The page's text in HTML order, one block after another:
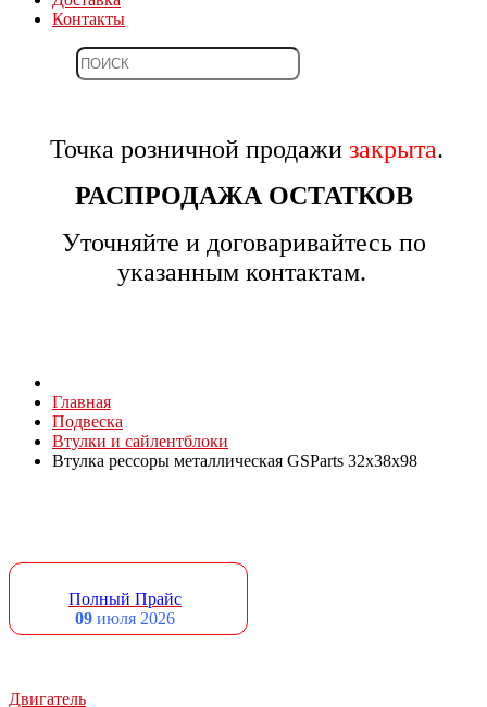
Контакты
Точка розничной продажи закрыта.
РАСПРОДАЖА ОСТАТКОВ
Уточняйте и договаривайтесь по
указанным контактам.
Главная
Подвеска
Втулки и сайлентблоки
Втулка рессоры металлическая GSParts 32x38x98
Полный Прайс
09 июля 2026
Двигатель